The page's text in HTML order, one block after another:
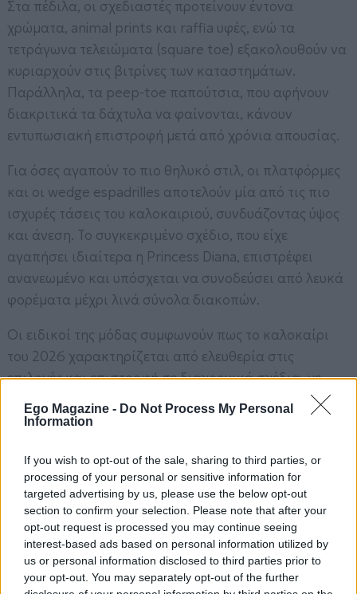
Ego Magazine - Do Not Process My Personal
Information
If you wish to opt-out of the sale, sharing to third parties, or
processing of your personal or sensitive information for
targeted advertising by us, please use the below opt-out
section to confirm your selection. Please note that after your
opt-out request is processed you may continue seeing
interest-based ads based on personal information utilized by
us or personal information disclosed to third parties prior to
your opt-out. You may separately opt-out of the further
Στα πέδιλα, οι σχεδιαστές προτείνουν έντονα
χρώματα, animal prints και raffia υφές, ενώ τα
τετράγωνα τελειώματα (square toe) εξακολουθούν να
κυριαρχούν στις βιτρίνες των καταστημάτων.
Παράλληλα, τα peep-toe παπούτσια, που αφήνουν
διακριτικά τα δάχτυλα να φαίνονται, κάνουν
εντυπωσιακή επιστροφή μετά από χρόνια απουσίας.
Για όσες αγαπούν το πιο θηλυκό στιλ, οι πλατφόρμες
και οι wedge espadrilles αποτελούν μία από τις πιο
ισχυρές τάσεις του καλοκαιριού, συνδυάζοντας ύψος
και άνεση. Το συγκεκριμένο σχέδιο, που είχε
αγαπήσει ιδιαίτερα η Princess Diana, επιστρέφει
ανανεωμένο και υπόσχεται να συνοδεύσει από λευκά
φορέματα μέχρι λινά σύνολα διακοπών.
Οι ειδικοί της μόδας συμφωνούν πως το καλοκαίρι
του 2026 χαρακτηρίζεται από ελευθερία στις
επιλογές και επιστροφή σε διαχρονικά σχέδια, με
έμφαση στην άνεση και την προσωπική έκφραση. Το
μήνυμα της σεζόν είναι σαφές: τα παπούτσια δεν
αλλά τον πρωταγωνιστή της.